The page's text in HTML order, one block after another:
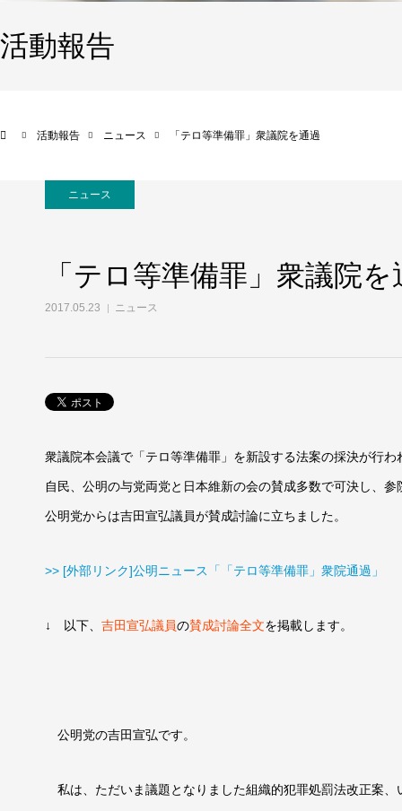
活動報告
活動報告 ニュース 「テロ等準備罪」衆議院を通過
ニュース
「テロ等準備罪」衆議院を
2017.05.23 ニュース
衆議院本会議で「テロ等準備罪」を新設する法案の採決が行わ
自民、公明の与党両党と日本維新の会の賛成多数で可決し、参
公明党からは吉田宣弘議員が賛成討論に立ちました。
>> [外部リンク]公明ニュース「「テロ等準備罪」衆院通過」
↓ 以下、 吉田宣弘議員の賛成討論全文を掲載します。
公明党の吉田宣弘です。
私は、ただいま議題となりました組織的犯罪処罰法改正案